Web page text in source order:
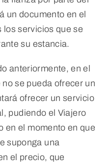
un documento en el
los servicios que se
su estancia.
anteriormente, en el
se pueda ofrecer un
ofrecer un servicio
pudiendo el Viajero
en el momento en que
suponga una
el precio, que